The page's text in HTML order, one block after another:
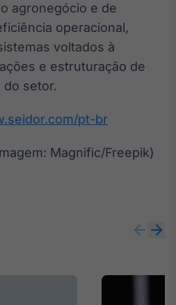
agronegócio e de
operacional,
voltados à
e estruturação de
do setor.
pt-br
Magnific/Freepik)